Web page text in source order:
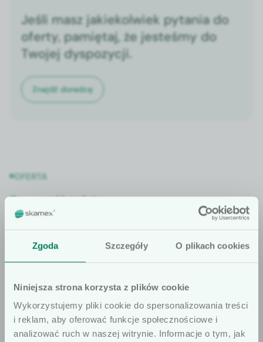
Zgoda Szczegóły O plikach cookies
Niniejsza strona korzysta z plików cookie
Wykorzystujemy pliki cookie do spersonalizowania treści
i reklam, aby oferować funkcje społecznościowe i
analizować ruch w naszej witrynie. Informacje o tym, jak
Jeśli masz jakiekolwiek pytania do
oferty, pamiętaj, że jesteśmy do
Twojej dyspozycji.
Znajdź doradcę
OFERTA
Sprawdź także